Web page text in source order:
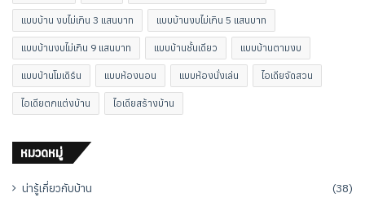
แบบบ้าน งบไม่เกิน 3 แสนบาท แบบบ้านงบไม่เกิน 5 แสนบาท
แบบบ้านงบไม่เกิน 9 แสนบาท แบบบ้านชั้นเดียว แบบบ้านตามงบ
แบบบ้านโมเดิร์น แบบห้องนอน แบบห้องนั่งเล่น ไอเดียจัดสวน
ไอเดียตกแต่งบ้าน ไอเดียสร้างบ้าน
หมวดหมู่
น่ารู้เกี่ยวกับบ้าน
(38)